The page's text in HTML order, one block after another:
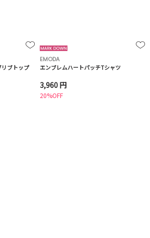
ブトップ
EMODA
エンブレムハートパッチTシャツ
3,960 円
20%OFF